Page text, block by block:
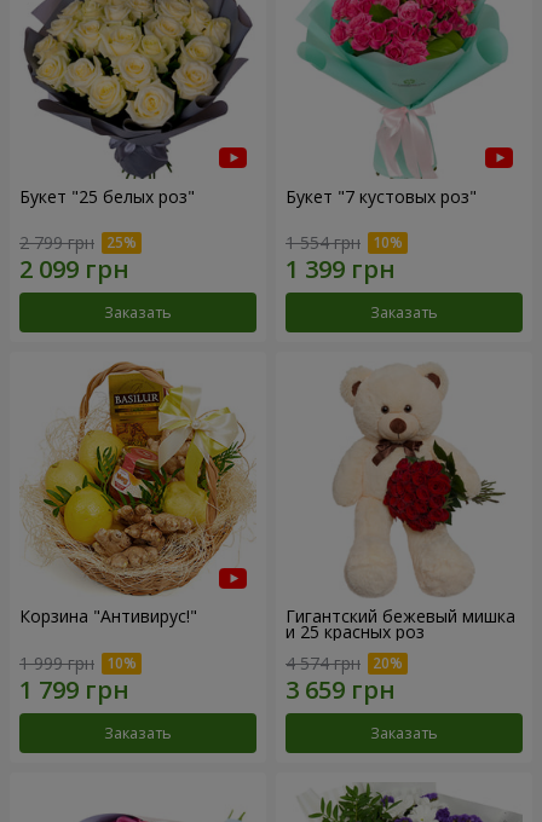
Букет "25 белых роз"
2 799 грн
Заказать
Букет "7 кустовых роз"
1 554 грн
Заказать
Корзина "Антивирус!"
1 999 грн
Заказать
Гигантский бежевый мишка
и 25 красных роз
4 574 грн
Заказать